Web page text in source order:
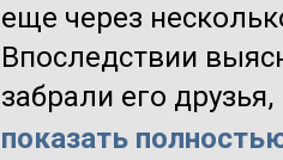
еще через
Впоследствии
забрали его
показать